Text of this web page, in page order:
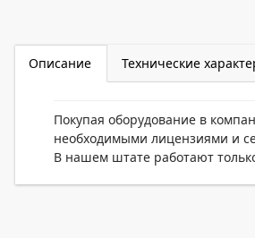
Описание Технические
Покупая оборудование в
необходимыми лицензиями и
В нашем штате работают